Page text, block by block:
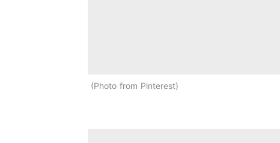
Photo from Pinterest